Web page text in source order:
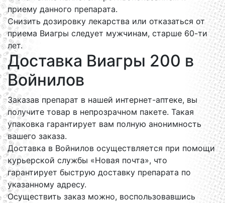
приему данного препарата.
Снизить дозировку лекарства или отказаться от
приема Виагры следует мужчинам, старше 60-ти
лет.
Доставка Виагры 200 в
Войнилов
Заказав препарат в нашей интернет-аптеке, вы
получите товар в непрозрачном пакете. Такая
упаковка гарантирует вам полную анонимность
вашего заказа.
Доставка в Войнилов осуществляется при помощи
курьерской службы «Новая почта», что
гарантирует быструю доставку препарата по
указанному адресу.
Осуществить заказ можно, воспользовавшись